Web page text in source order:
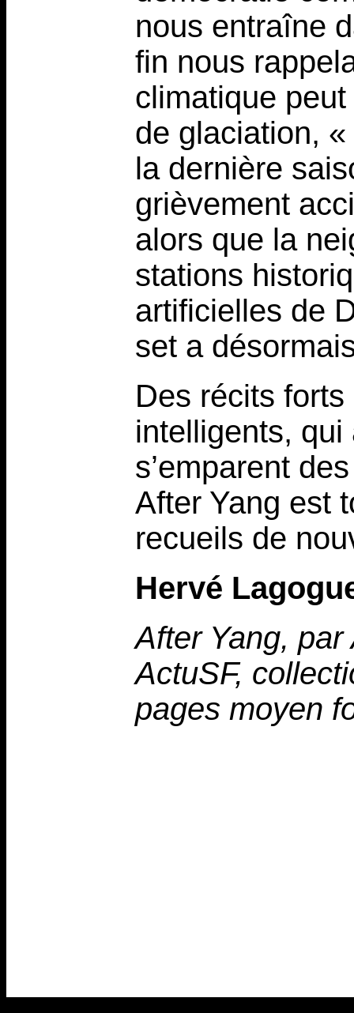
nous entraîne
fin nous
climatique peut
de glaciation,
la dernière
grièvement
alors que la
stations
artificielles de
set a
Des récits
intelligents,
s’emparent
After Yang est
recueils de
Hervé
After Yang,
ActuSF,
pages moyen